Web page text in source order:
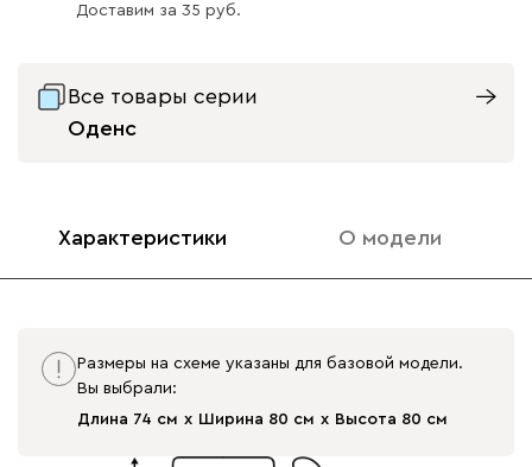
Доставим за 35
Все товары серии
Оденс
Характеристики О модели
Размеры на схеме указаны для базовой модели.
Вы выбрали:
Длина 74 см
Ширина 80 см Высота 80 см